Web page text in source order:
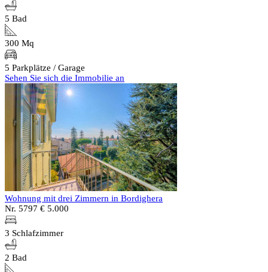
5 Bad
300 Mq
5 Parkplätze / Garage
Sehen Sie sich die Immobilie an
Wohnung mit drei Zimmern in Bordighera
Nr. 5797 € 5.000
3 Schlafzimmer
2 Bad